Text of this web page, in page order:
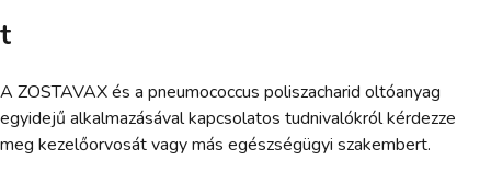
t
A ZOSTAVAX és a pneumococcus poliszacharid oltóanyag
egyidejű alkalmazásával kapcsolatos tudnivalókról kérdezze
meg kezelőorvosát vagy más egészségügyi szakembert.